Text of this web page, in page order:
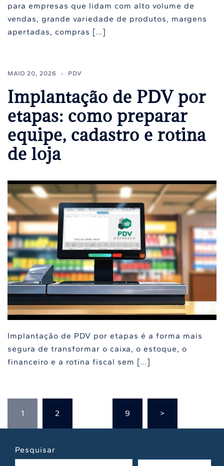
para empresas que lidam com alto volume de
vendas, grande variedade de produtos, margens
apertadas, compras […]
MAIO 20, 2026 PDV
Implantação de PDV por
etapas: como preparar
equipe, cadastro e rotina
de loja
Implantação de PDV por etapas é a forma mais
segura de transformar o caixa, o estoque, o
financeiro e a rotina fiscal sem […]
posts
1 2 9 >
Pesquisar